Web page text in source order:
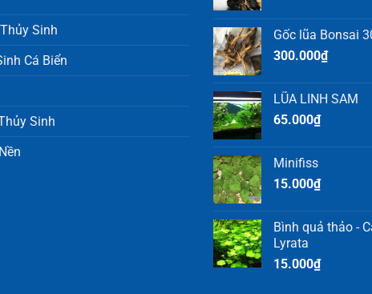
Sinh
Cá Biển
Sinh
Gốc lũa Bonsai
300.000₫
LŨA LINH SAM
65.000₫
Minifiss
15.000₫
Bình quả thảo -
Lyrata
15.000₫